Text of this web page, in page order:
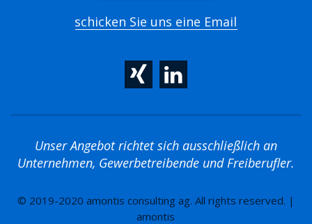
schicken Sie uns eine Email
Unser Angebot richtet sich ausschließlich an
Unternehmen, Gewerbetreibende und Freiberufler.
© 2019-2020 amontis consulting ag. All rights reserved. |
amontis